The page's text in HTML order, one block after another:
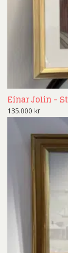
Einar Jolin –
135.000 kr